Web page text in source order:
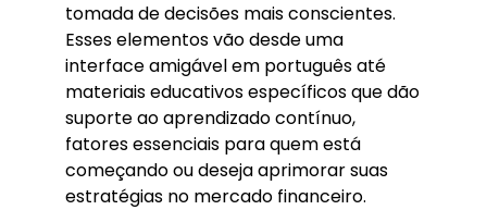
tomada de decisões mais conscientes.
Esses elementos vão desde uma
interface amigável em português até
materiais educativos específicos que dão
suporte ao aprendizado contínuo,
fatores essenciais para quem está
começando ou deseja aprimorar suas
estratégias no mercado financeiro.